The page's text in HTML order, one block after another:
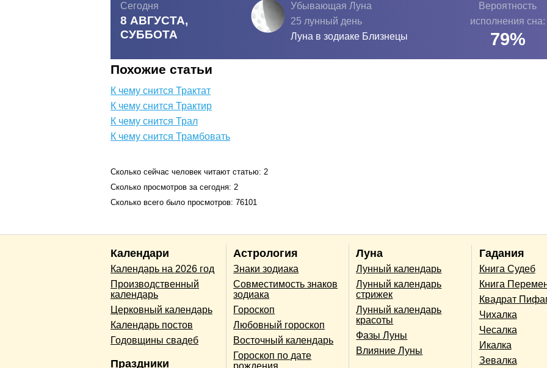
Сегодня
8 АВГУСТА,
СУББОТА
Убывающая Луна
25 лунный день
Луна в зодиаке Близнецы
Вероятность
исполнения сна:
79%
Похожие статьи
К чему снится Трактат
К чему снится Трактир
К чему снится Трал
К чему снится Трамбовать
Сколько сейчас человек читают статью: 2
Сколько просмотров за сегодня: 2
Сколько всего было просмотров: 76101
Календари
Календарь на 2026 год
Производственный
календарь
Церковный календарь
Календарь постов
Годовщины свадеб
Праздники
Астрология
Знаки зодиака
Совместимость знаков
зодиака
Гороскоп
Любовный гороскоп
Восточный календарь
Гороскоп по дате
Луна
Лунный календарь
Лунный календарь
стрижек
Лунный календарь
красоты
Фазы Луны
Влияние Луны
Гадания
Книга Судеб
Книга
Квадрат
Чихалка
Чесалка
Икалка
Зевалка